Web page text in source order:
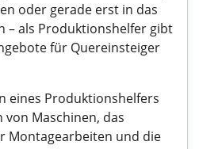
oder gerade erst in das
– als Produktionshelfer gibt
für Quereinsteiger
eines Produktionshelfers
von Maschinen, das
Montagearbeiten und die